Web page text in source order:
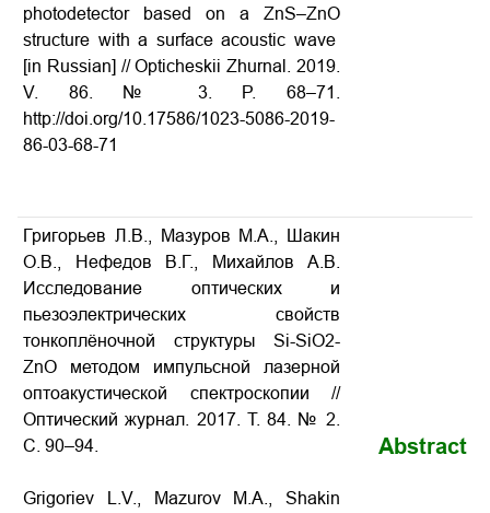
photodetector based on a ZnS–ZnO
structure with a surface acoustic wave
[in Russian] // Opticheskii Zhurnal. 2019.
V. 86. № 3. P. 68–71.
http://doi.org/10.17586/1023-5086-2019-
86-03-68-71
Григорьев Л.В., Мазуров М.А., Шакин
О.В., Нефедов В.Г., Михайлов А.В.
Исследование оптических и
пьезоэлектрических свойств
тонкоплёночной структуры Si-SiO2-
ZnO методом импульсной лазерной
оптоакустической спектроскопии //
Оптический журнал. 2017. Т. 84. № 2.
С. 90–94.
Grigoriev L.V., Mazurov M.A., Shakin
Abstract